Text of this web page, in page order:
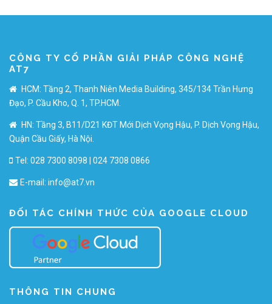
CÔNG TY CỔ PHẦN GIẢI PHÁP CÔNG NGHỆ
AT7
HCM: Tầng 2, Thanh Niên Media Building, 345/134 Trần Hưng
Đạo, P. Cầu Kho, Q. 1, TP.HCM.
HN: Tầng 3, B11/D21 KĐT Mới Dịch Vọng Hậu, P. Dịch Vọng Hậu,
Quận Cầu Giấy, Hà Nội.
Tel: 028 7300 8098 | 024 7308 0866
E-mail: info@at7.vn
ĐỐI TÁC CHÍNH THỨC CỦA GOOGLE CLOUD
THÔNG TIN CHUNG